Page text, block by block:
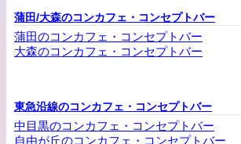
蒲田/大森のコンカフェ・コンセプトバー
蒲田のコンカフェ・コンセプトバー
大森のコンカフェ・コンセプトバー
東急沿線のコンカフェ・コンセプトバー
中目黒のコンカフェ・コンセプトバー
自由が丘のコンカフェ・コンセプトバー